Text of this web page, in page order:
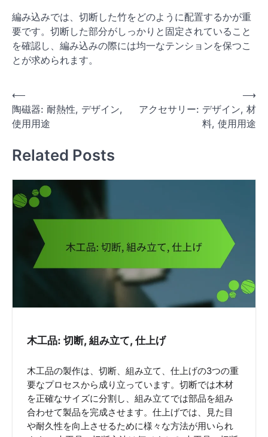
編み込みでは、切断した竹をどのように配置するかが重
要です。切断した部分がしっかりと固定されていること
を確認し、編み込みの際には均一なテンションを保つこ
とが求められます。
P
o
s
t
v
⟵
陶磁器: 耐熱性, デザイン,
使用用途
アクセサリー: デザイン, 材
料, 使用用途
⟶
Related Posts
木工品: 切断, 組み立て, 仕上げ
木工品の製作は、切断、組み立て、仕上げの3つの重
要なプロセスから成り立っています。切断では木材
を正確なサイズに分割し、組み立てでは部品を組み
合わせて製品を完成させます。仕上げでは、見た目
や耐久性を向上させるために様々な方法が用いられ